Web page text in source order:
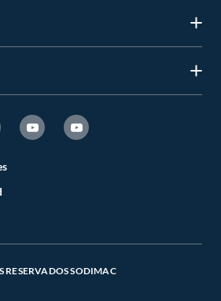
RESERVADOS SODIMAC